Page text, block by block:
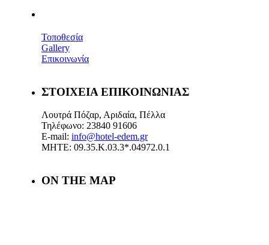
Τοποθεσία
Gallery
Επικοινωνία
ΣΤΟΙΧΕΙΑ ΕΠΙΚΟΙΝΩΝΙΑΣ
Λουτρά Πόζαρ, Αριδαία, Πέλλα
Τηλέφωνο: 23840 91606
E-mail: info@hotel-edem.gr
ΜΗΤΕ: 09.35.Κ.03.3*.04972.0.1
ON THE MAP